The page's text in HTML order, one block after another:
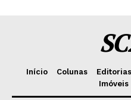
Início Colunas Editorias
Imóveis